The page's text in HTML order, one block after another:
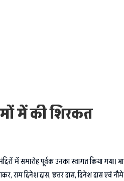
में की शिरकत
में समारोह पूर्वक उनका स्वागत किया गया।
राम दिनेश दास, छतर दास, दिनेश दास एवं